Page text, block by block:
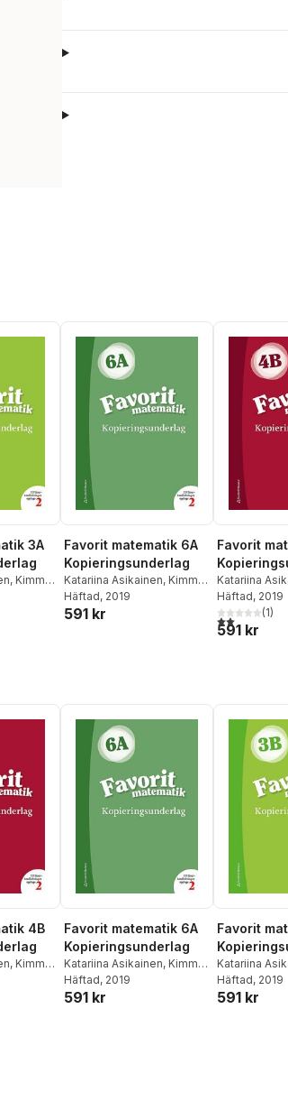
3A
, Kimmo
Favorit matematik 6A
Kopieringsunderlag
Katariina Asikainen, Kimmo
Nyrhinen,Pekka Rokka
Päivi Vehmas
Häftad, 2019
591 kr
Favorit
Katariina
Nyrhinen,
Päivi Vehmas
Häftad, 2019
2,0utav 5(1)
591 kr
4B
, Kimmo
Totalt antal röster:
Favorit matematik 6A
Kopieringsunderlag
Katariina Asikainen, Kimmo
Nyrhinen,Pekka Rokka
Päivi Vehmas
Häftad, 2019
591 kr
Favorit
Katariina
Nyrhinen,
Päivi Vehmas
Häftad, 2019
591 kr